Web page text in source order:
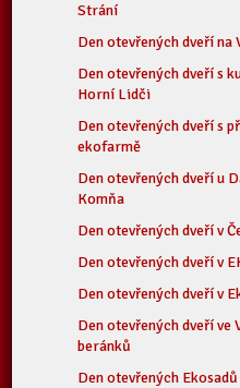
Strání
Den otevřených dveří na
Den otevřených dveří s
Horní Lidči
Den otevřených dveří s
ekofarmě
Den otevřených dveří u
Komňa
Den otevřených dveří v
Den otevřených dveří v
Den otevřených dveří v
Den otevřených dveří
beránků
Den otevřených